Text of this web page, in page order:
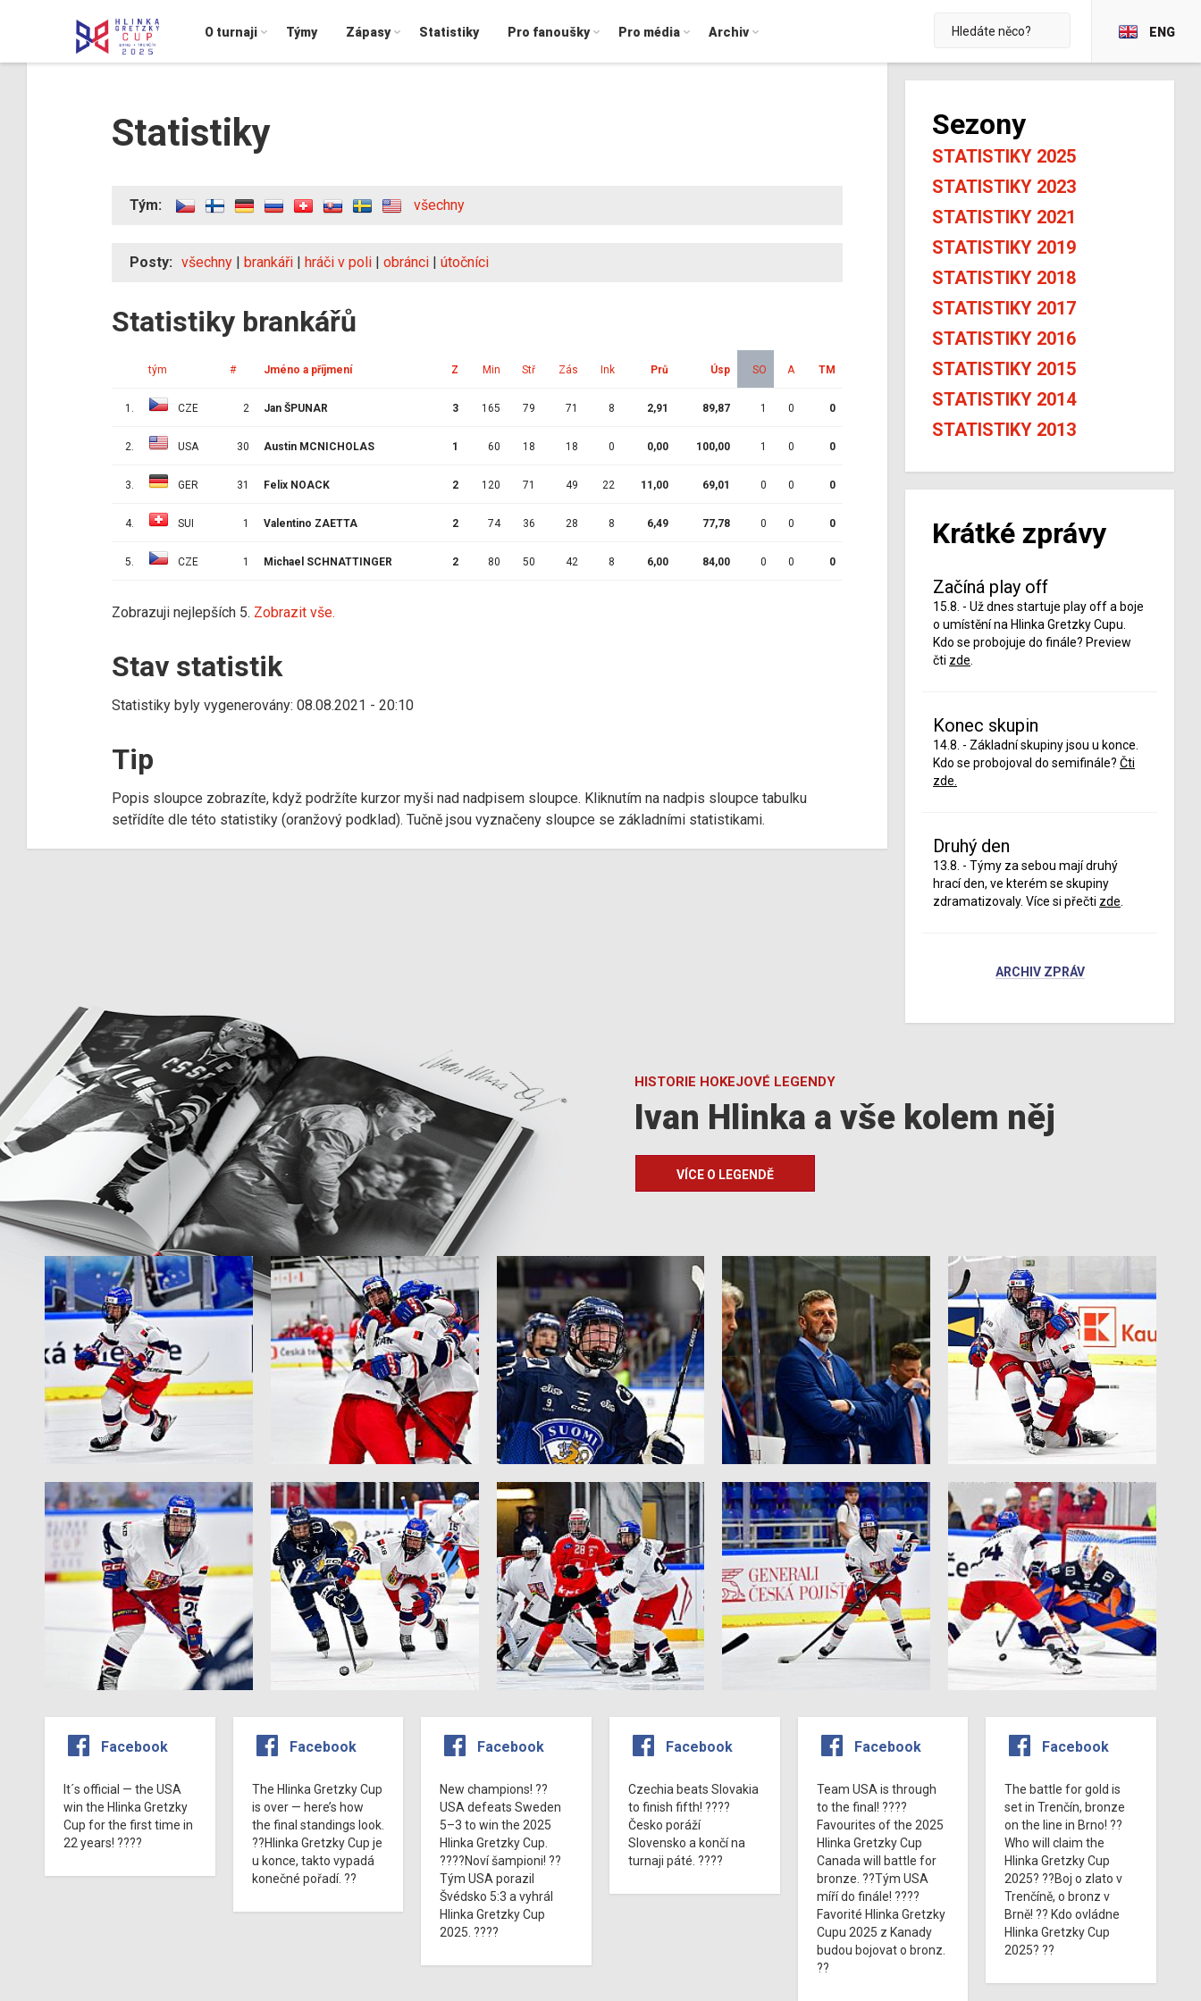
O turnaji Týmy Zápasy Statistiky Pro fanoušky Pro média Archiv ENG
Statistiky
Tým: všechny
Posty: všechny | brankáři | hráči v poli | obránci | útočníci
Statistiky brankářů
tým # Jméno a příjmení Z Min Stř Zás Ink Prů Úsp SO A TM
1. CZE 2 Jan ŠPUNAR 3 165 79 71 8 2,91 89,87 1 0 0
2. USA 30 Austin MCNICHOLAS 1 60 18 18 0 0,00 100,00 1 0 0
3. GER 31 Felix NOACK 2 120 71 49 22 11,00 69,01 0 0 0
4. SUI 1 Valentino ZAETTA 2 74 36 28 8 6,49 77,78 0 0 0
5. CZE 1 Michael SCHNATTINGER 2 80 50 42 8 6,00 84,00 0 0 0
Zobrazuji nejlepších 5. Zobrazit vše.
Stav statistik
Statistiky byly vygenerovány: 08.08.2021 - 20:10
Tip
Popis sloupce zobrazíte, když podržíte kurzor myši nad nadpisem sloupce. Kliknutím na nadpis sloupce tabulku
setřídíte dle této statistiky (oranžový podklad). Tučně jsou vyznačeny sloupce se základními statistikami.
Sezony
STATISTIKY 2025
STATISTIKY 2023
STATISTIKY 2021
STATISTIKY 2019
STATISTIKY 2018
STATISTIKY 2017
STATISTIKY 2016
STATISTIKY 2015
STATISTIKY 2014
STATISTIKY 2013
Krátké zprávy
Začíná play off
15.8. - Už dnes startuje play off a boje
o umístění na Hlinka Gretzky Cupu.
Kdo se probojuje do finále? Preview
čti zde
Konec skupin
14.8. - Základní skupiny jsou u konce.
Kdo se probojoval do semifinále? Čti
zde.
Druhý den
13.8. - Týmy za sebou mají druhý
hrací den, ve kterém se skupiny
zdramatizovaly. Více si přečti zde
ARCHIV ZPRÁV
HISTORIE HOKEJOVÉ LEGENDY
Ivan Hlinka a vše kolem něj
VÍCE O LEGENDĚ
Facebook
It´s official — the USA
win the Hlinka Gretzky
Cup for the first time in
22 years! ????
Facebook
The Hlinka Gretzky Cup
is over — here’s how
the final standings look.
??Hlinka Gretzky Cup je
u konce, takto vypadá
konečné pořadí. ??
Facebook
New champions! ??
USA defeats Sweden
5–3 to win the 2025
Hlinka Gretzky Cup.
????Noví šampioni! ??
Tým USA porazil
Švédsko 5:3 a vyhrál
Hlinka Gretzky Cup
2025. ????
Facebook
Czechia beats Slovakia
to finish fifth! ????
Česko poráží
Slovensko a končí na
turnaji páté. ????
Facebook
Team USA is through
to the final! ????
Favourites of the 2025
Hlinka Gretzky Cup
Canada will battle for
bronze. ??Tým USA
míří do finále! ????
Favorité Hlinka Gretzky
Cupu 2025 z Kanady
budou bojovat o bronz.
??
Facebook
The battle for gold is
set in Trenčín, bronze
on the line in Brno! ??
Who will claim the
Hlinka Gretzky Cup
2025? ??Boj o zlato v
Trenčíně, o bronz v
Brně! ?? Kdo ovládne
Hlinka Gretzky Cup
2025? ??